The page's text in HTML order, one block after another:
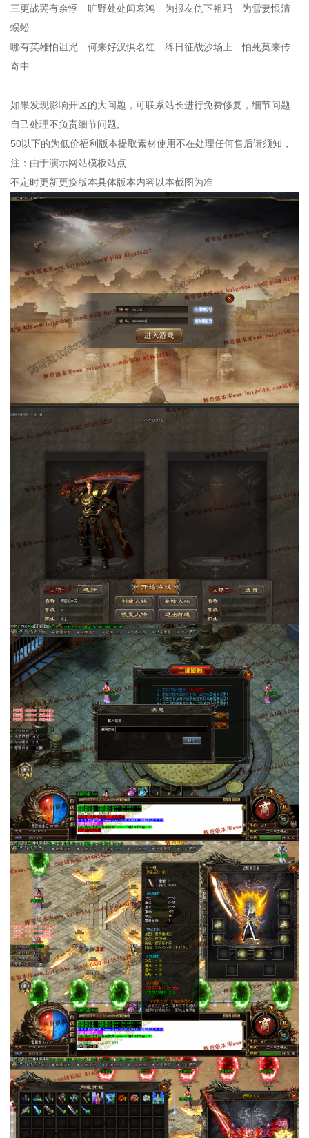
三更战罢有余悸 旷野处处闻哀鸿 为报友仇下祖玛 为雪妻恨清
蜈蚣
哪有英雄怕诅咒 何来好汉惧名红 终日征战沙场上 怕死莫来传
奇中
如果发现影响开区的大问题，可联系站长进行免费修复，细节问题
自己处理不负责细节问题,
50以下的为低价福利版本提取素材使用不在处理任何售后请须知，
注：由于演示网站模板站点
不定时更新更换版本具体版本内容以本截图为准